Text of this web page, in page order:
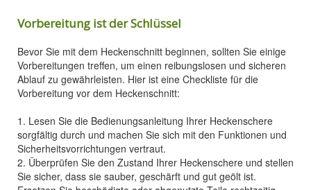
Vorbereitung ist der Schlüssel
Bevor Sie mit dem Heckenschnitt beginnen, sollten Sie einige
Vorbereitungen treffen, um einen reibungslosen und sicheren
Ablauf zu gewährleisten. Hier ist eine Checkliste für die
Vorbereitung vor dem Heckenschnitt:
1. Lesen Sie die Bedienungsanleitung Ihrer Heckenschere
sorgfältig durch und machen Sie sich mit den Funktionen und
Sicherheitsvorrichtungen vertraut.
2. Überprüfen Sie den Zustand Ihrer Heckenschere und stellen
Sie sicher, dass sie sauber, geschärft und gut geölt ist.